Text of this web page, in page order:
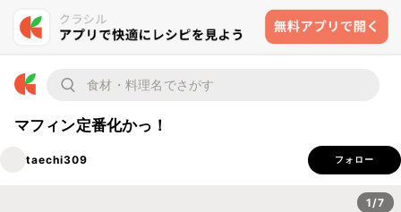
マフィン定番化かっ！
taechi309 フォロー
1/7